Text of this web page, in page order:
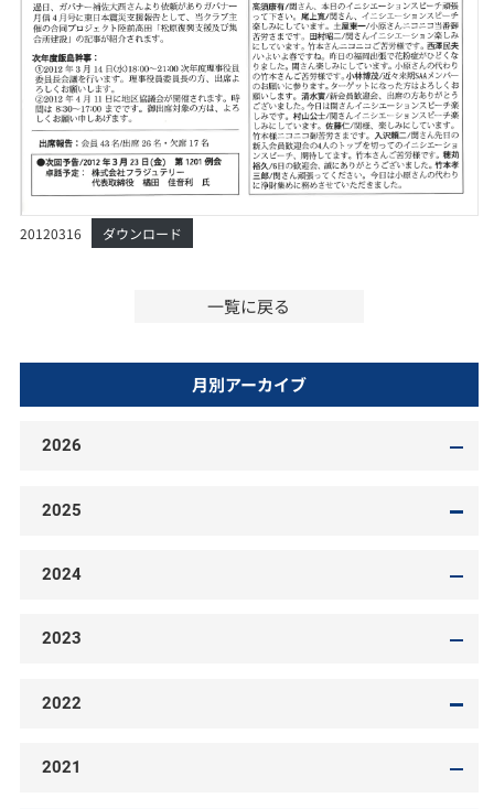
20120316 ダウンロード
一覧に戻る
月別アーカイブ
2026
2025
2024
2023
2022
2021